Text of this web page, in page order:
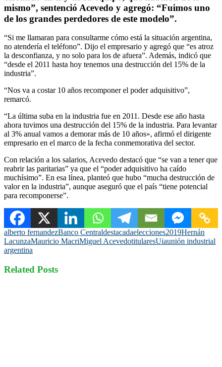
mismo”, sentenció Acevedo y agregó: “Fuimos uno
de los grandes perdedores de este modelo”.
“Si me llamaran para consultarme cómo está la situación argentina,
no atendería el teléfono”. Dijo el empresario y agregó que “es atroz
la desconfianza, y no solo para los de afuera”. Además, indicó que
“desde el 2011 hasta hoy tenemos una destrucción del 15% de la
industria”.
“Nos va a costar 10 años recomponer el poder adquisitivo”,
remarcó.
“La última suba en la industria fue en 2011. Desde ese año hasta
ahora tuvimos una destrucción del 15% de la industria. Para levantar
al 3% anual vamos a demorar más de 10 años», afirmó el dirigente
empresario en el marco de la fecha conmemorativa del sector.
Con relación a los salarios, Acevedo destacó que “se van a tener que
reabrir las paritarias” ya que el “poder adquisitivo ha caído
muchísimo”. En esa línea, planteó que hubo “mucha destrucción de
valor en la industria”, aunque aseguró que el país “tiene potencial
para recomponerse”.
alberto fernandezBanco Centraldestacadaelecciones2019Hernán
LacunzaMauricio MacriMiguel AcevedotitularesUiaunión industrial
argentina
Related Posts